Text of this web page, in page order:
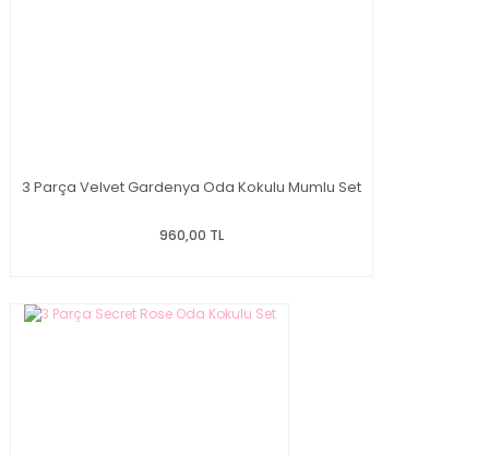
3 Parça Velvet Gardenya Oda Kokulu Mumlu Set
960,00 TL